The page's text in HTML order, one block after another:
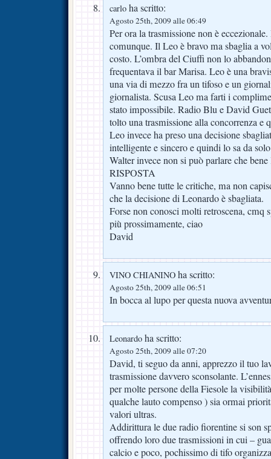
carlo ha scritto:
Agosto 25th, 2009 alle 06:49
Per ora la trasmissione non è
comunque. Il Leo è bravo ma sbaglia a
costo. L’ombra del Ciuffi non lo
frequentava il bar Marisa. Leo è una
una via di mezzo fra un tifoso e un
giornalista. Scusa Leo ma farti i
stato impossibile. Radio Blu e David
tolto una trasmissione alla concorrenza e
Leo invece ha preso una decisione
intelligente e sincero e quindi lo sa da
Walter invece non si può parlare che
RISPOSTA
Vanno bene tutte le critiche, ma non
che la decisione di Leonardo è sbagliata.
Forse non conosci molti retroscena, cmq
più prossimamente, ciao
David
VINO CHIANINO ha scritto:
Agosto 25th, 2009 alle 06:51
In bocca al lupo per questa nuova
Leonardo ha scritto:
Agosto 25th, 2009 alle 07:20
David, ti seguo da anni, apprezzo il tuo
trasmissione davvero sconsolante.
per molte persone della Fiesole la
qualche lauto compenso ) sia ormai
valori ultras.
Addirittura le due radio fiorentine si son
offrendo loro due trasmissioni in cui –
calcio e poco, pochissimo di tifo